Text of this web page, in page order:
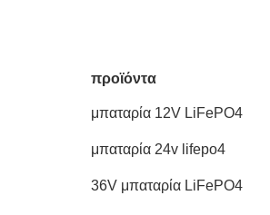
προϊόντα
μπαταρία 12V LiFePO4
μπαταρία 24v lifepo4
36V μπαταρία LiFePO4